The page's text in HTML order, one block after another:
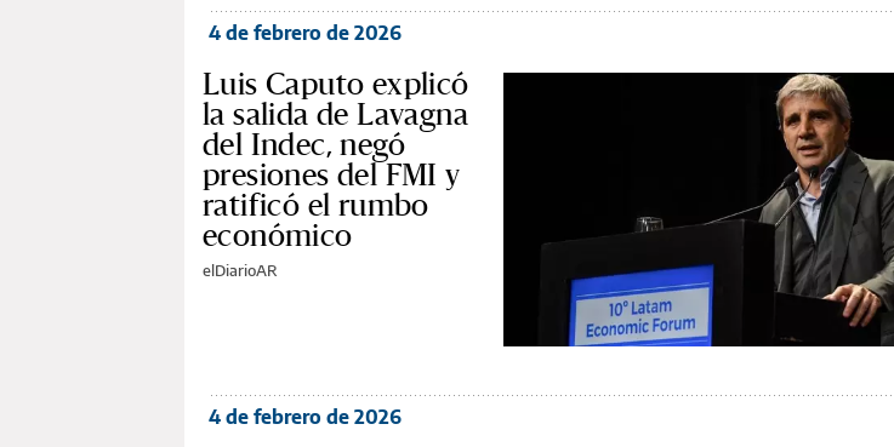
4 de febrero de 2026
Luis Caputo explicó
la salida de Lavagna
del Indec, negó
presiones del FMI y
ratificó el rumbo
económico
elDiarioAR
4 de febrero de 2026